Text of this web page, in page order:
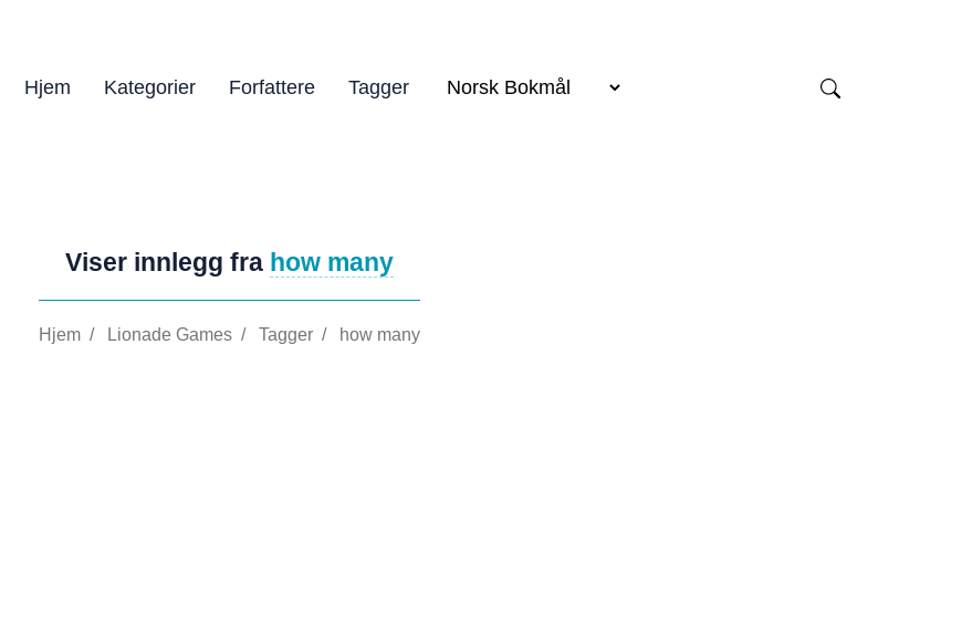
Hjem Kategorier Forfattere Tagger
Viser innlegg fra how many
Hjem / Lionade Games / Tagger / how many